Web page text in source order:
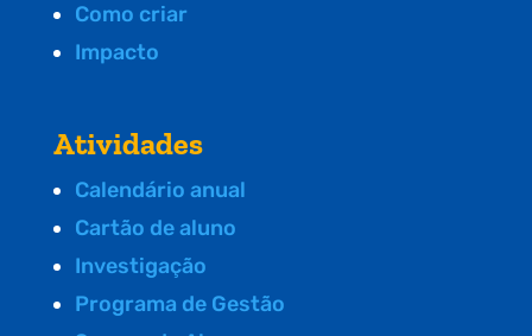
Como criar
Impacto
Atividades
Calendário anual
Cartão de aluno
Investigação
Programa de Gestão